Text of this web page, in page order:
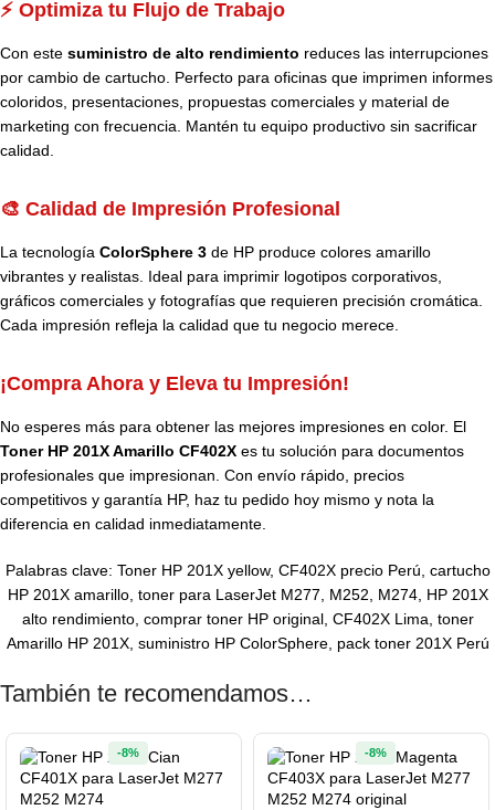
⚡ Optimiza tu Flujo de Trabajo
Con este suministro de alto rendimiento reduces las interrupciones
por cambio de cartucho. Perfecto para oficinas que imprimen informes
coloridos, presentaciones, propuestas comerciales y material de
marketing con frecuencia. Mantén tu equipo productivo sin sacrificar
calidad.
🎨 Calidad de Impresión Profesional
La tecnología ColorSphere 3 de HP produce colores amarillo
vibrantes y realistas. Ideal para imprimir logotipos corporativos,
gráficos comerciales y fotografías que requieren precisión cromática.
Cada impresión refleja la calidad que tu negocio merece.
¡Compra Ahora y Eleva tu Impresión!
No esperes más para obtener las mejores impresiones en color. El
Toner HP 201X Amarillo CF402X es tu solución para documentos
profesionales que impresionan. Con envío rápido, precios
competitivos y garantía HP, haz tu pedido hoy mismo y nota la
diferencia en calidad inmediatamente.
Palabras clave: Toner HP 201X yellow, CF402X precio Perú, cartucho
HP 201X amarillo, toner para LaserJet M277, M252, M274, HP 201X
alto rendimiento, comprar toner HP original, CF402X Lima, toner
Amarillo HP 201X, suministro HP ColorSphere, pack toner 201X Perú
También te recomendamos…
-8% -8%